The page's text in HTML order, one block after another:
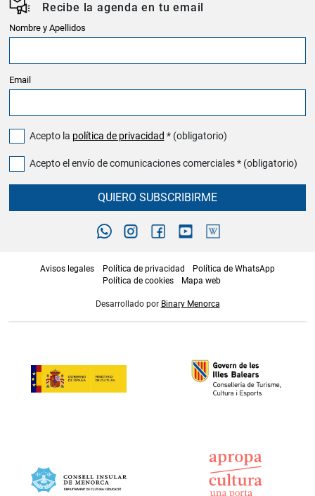
Recibe la agenda en tu email
Nombre y Apellidos
Email
Acepto la política de privacidad * (obligatorio)
Acepto el envío de comunicaciones comerciales * (obligatorio)
QUIERO SUBSCRIBIRME
Avisos legales Política de privacidad
Política de WhatsApp
Política de cookies
Mapa web
Desarrollado por Binary Menorca